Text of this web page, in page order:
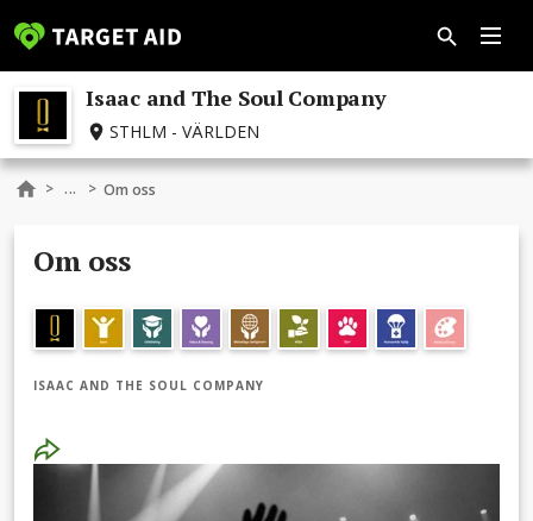
Isaac and The Soul Company
STHLM - VÄRLDEN
> ... > Om oss
Om oss
ISAAC AND THE SOUL COMPANY